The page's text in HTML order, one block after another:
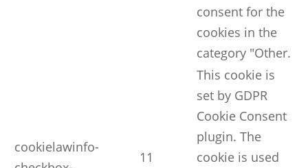
consent for the
cookies in the
category "Other.
cookielawinfo-
11
This cookie is
set by GDPR
Cookie Consent
plugin. The
cookie is used